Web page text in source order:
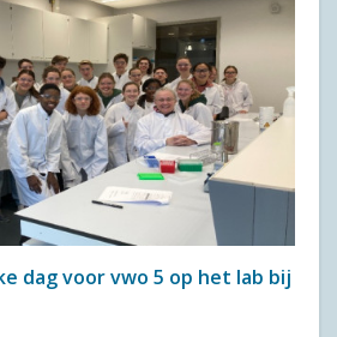
dag voor vwo 5 op het lab bij